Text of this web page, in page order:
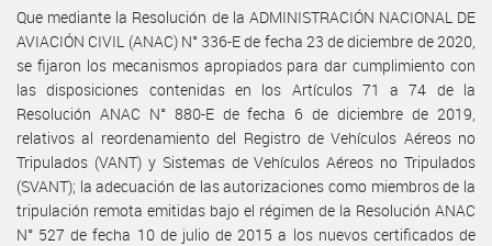
Que mediante la Resolución de la ADMINISTRACIÓN NACIONAL DE
AVIACIÓN CIVIL (ANAC) N° 336-E de fecha 23 de diciembre de 2020,
se fijaron los mecanismos apropiados para dar cumplimiento con
las disposiciones contenidas en los Artículos 71 a 74 de la
Resolución ANAC N° 880-E de fecha 6 de diciembre de 2019,
relativos al reordenamiento del Registro de Vehículos Aéreos no
Tripulados (VANT) y Sistemas de Vehículos Aéreos no Tripulados
(SVANT); la adecuación de las autorizaciones como miembros de la
tripulación remota emitidas bajo el régimen de la Resolución ANAC
N° 527 de fecha 10 de julio de 2015 a los nuevos certificados de